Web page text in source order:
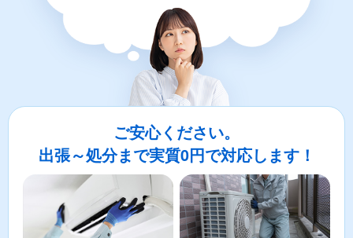
ご安心ください。
出張～処分まで実質0円で対応します！